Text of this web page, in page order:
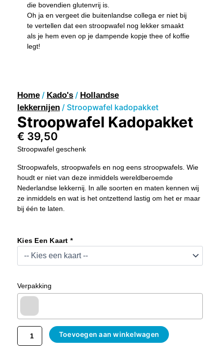
die bovendien glutenvrij is.
Oh ja en vergeet die buitenlandse collega er niet bij
te vertellen dat een stroopwafel nog lekker smaakt
als je hem even op je dampende kopje thee of koffie
legt!
Home / Kado's / Hollandse
lekkernijen / Stroopwafel kadopakket
Stroopwafel Kadopakket
€ 39,50
Stroopwafel geschenk
Stroopwafels, stroopwafels en nog eens stroopwafels. Wie
houdt er niet van deze inmiddels wereldberoemde
Nederlandse lekkernij. In alle soorten en maten kennen wij
ze inmiddels en wat is het ontzettend lastig om het er maar
bij één te laten.
Kies Een Kaart *
Verpakking
Kadopakket
Aantal
Toevoegen aan winkelwagen